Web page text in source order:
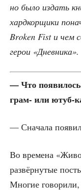
но было издать
хард­кор­щи­ки
Broken Fist и чем
герои «Днев­ни­ка».
— Что
грам- или ютуб-
— Сна­ча­ла
Во вре­ме­на
раз­вёр­ну­тые
Мно­гие